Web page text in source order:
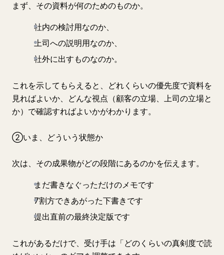
まず、その資料が何のためのものか。
社内の検討用なのか、
上司への説明用なのか、
社外に出すものなのか。
これを示してもらえると、どれくらいの優先度で資料を
見ればよいか、どんな視点（顧客の立場、上司の立場と
か）で確認すればよいかがわかります。
②いま、どういう状態か
次は、その成果物がどの段階にあるのかを伝えます。
まだ書きなぐっただけのメモです
7割方できあがった下書きです
提出直前の最終決定版です
これがあるだけで、受け手は「どのくらいの真剣度で読